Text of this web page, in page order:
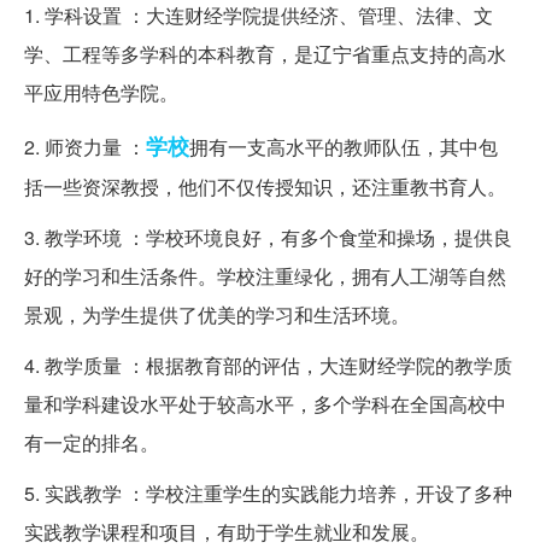
1. 学科设置 ：大连财经学院提供经济、管理、法律、文
学、工程等多学科的本科教育，是辽宁省重点支持的高水
平应用特色学院。
2. 师资力量 ： 学校拥有一支高水平的教师队伍，其中包
括一些资深教授，他们不仅传授知识，还注重教书育人。
3. 教学环境 ：学校环境良好，有多个食堂和操场，提供良
好的学习和生活条件。学校注重绿化，拥有人工湖等自然
景观，为学生提供了优美的学习和生活环境。
4. 教学质量 ：根据教育部的评估，大连财经学院的教学质
量和学科建设水平处于较高水平，多个学科在全国高校中
有一定的排名。
5. 实践教学 ：学校注重学生的实践能力培养，开设了多种
实践教学课程和项目，有助于学生就业和发展。